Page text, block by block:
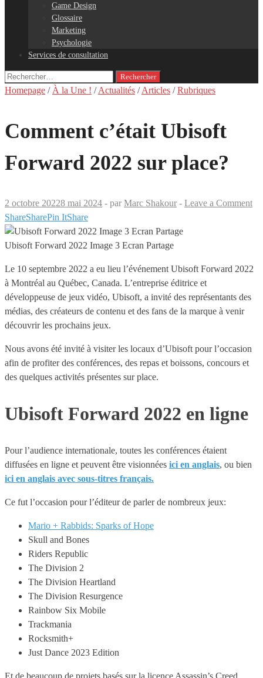
Game Design
Glossaire
Marketing
Psychologie
Services de consultation
Rechercher :
Homepage / À la Une ! /Actualités /Articles /Rubriques
Comment c’était Ubisoft
Forward 2022 sur place?
2 octobre 20228 mai 2024 - par Marc Shakour - Leave a Comment
ShareSharePin ItShare
Ubisoft Forward 2022 Image 3 Ecran Partage
Le 10 septembre 2022 a eu lieu l’événement Ubisoft Forward 2022
à Montréal au Québec, Canada. L’entreprise éditrice et
développeuse de jeux vidéo, Ubisoft, a invité des représentants des
médias, des créateurs de contenu et des fans de la marque à venir
découvrir les prochains jeux.
Nous avons été invité à visiter les locaux d’Ubisoft pour l’occasion
afin de profiter des conférences, des repas et boissons, concours et
des quelques activités présentes sur place.
Ubisoft Forward 2022 en ligne
Pour l’audience internationale, toutes les conférences étaient
diffusées en ligne et peuvent être visionnées ici en anglais, ou bien
ici en anglais avec sous-titres français.
Ce fut l’occasion pour l’éditeur de parler de nombreux jeux:
Mario + Rabbids: Sparks of Hope
Skull and Bones
Riders Republic
The Division 2
The Division Heartland
The Division Resurgence
Rainbow Six Mobile
Trackmania
Rocksmith+
Just Dance 2023 Edition
Et de beaucoup de projets basés sur la licence Assassin’s Creed